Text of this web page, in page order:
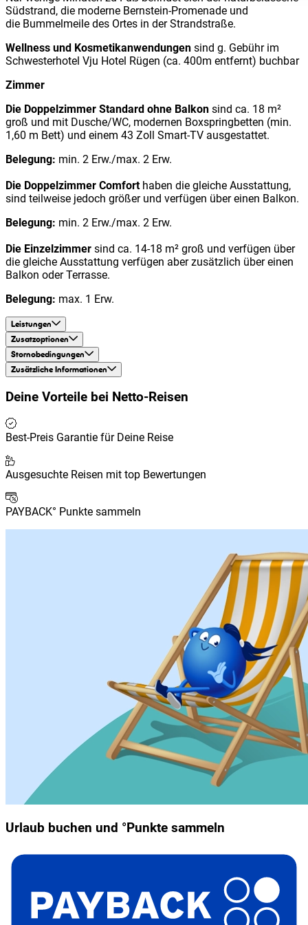
Südstrand, die moderne Bernstein-Promenade und
die Bummelmeile des Ortes in der Strandstraße.
Wellness und Kosmetikanwendungen sind g. Gebühr im
Schwesterhotel Vju Hotel Rügen (ca. 400m entfernt) buchbar
Zimmer
Die Doppelzimmer Standard ohne Balkon sind ca. 18 m²
groß und mit Dusche/WC, modernen Boxspringbetten (min.
1,60 m Bett) und einem 43 Zoll Smart-TV ausgestattet.
Belegung: min. 2 Erw./max. 2 Erw.
Die Doppelzimmer Comforthaben die gleiche Ausstattung,
sind teilweise jedoch größer und verfügen über einen Balkon.
Belegung: min. 2 Erw./max. 2 Erw.
Die Einzelzimmer sind ca. 14-18 m² groß und verfügen über
die gleiche Ausstattung verfügen aber zusätzlich über einen
Balkon oder Terrasse.
Belegung: max. 1 Erw.
Leistungen
Zusatzoptionen
Stornobedingungen
Zusätzliche Informationen
Deine Vorteile bei Netto-Reisen
Best-Preis Garantie für Deine Reise
Ausgesuchte Reisen mit top Bewertungen
PAYBACK° Punkte sammeln
Urlaub buchen und °Punkte sammeln